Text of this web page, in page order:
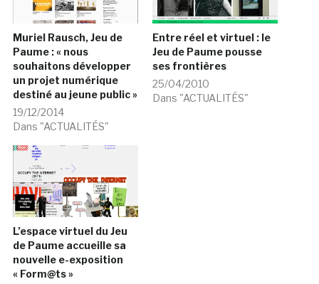
Muriel Rausch, Jeu de
Paume : « nous
souhaitons développer
un projet numérique
destiné au jeune public »
19/12/2014
Dans "ACTUALITÉS"
Entre réel et virtuel : le
Jeu de Paume pousse
ses frontières
25/04/2010
Dans "ACTUALITÉS"
L’espace virtuel du Jeu
de Paume accueille sa
nouvelle e-exposition
« Form@ts »